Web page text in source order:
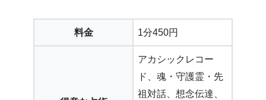
料金 1分450円
アカシックレコー
ド、魂・守護霊・先
祖対話、想念伝達、